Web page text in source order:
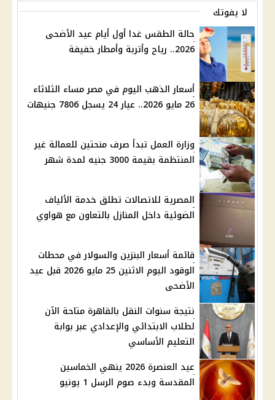
لا يفوتك
حالة الطقس غدا أول أيام عيد الأضحى
2026.. رياح وأتربة وأمطار خفيفة
أسعار الذهب اليوم في مصر مساء الثلاثاء
26 مايو 2026.. عيار 24 يسجل 7806 جنيهات
وزارة العمل تبدأ صرف منحتين للعمالة غير
المنتظمة بقيمة 3000 جنيه لمدة شهر
المصرية للاتصالات تطلق خدمة الألياف
الضوئية داخل المنازل بالتعاون مع هواوي
قائمة أسعار البنزين والسولار في محطات
الوقود اليوم الاثنين 25 مايو 2026 قبل عيد
الأضحى
نتيجة سنوات النقل بالقاهرة متاحة الآن
لطلاب الابتدائي والإعدادي عبر بوابة
التعليم الأساسي
عيد العنصرة 2026 ينهي الخماسين
المقدسة وبدء صوم الرسل 1 يونيو